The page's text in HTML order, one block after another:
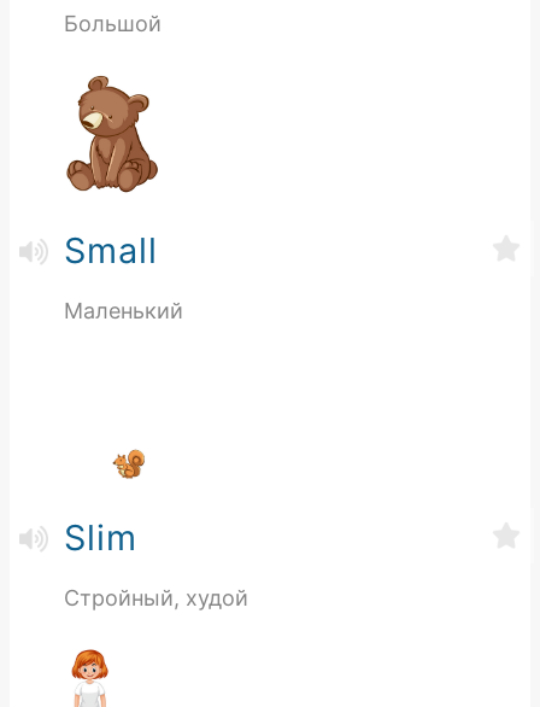
Большой
Small
Маленький
Slim
Стройный, худой